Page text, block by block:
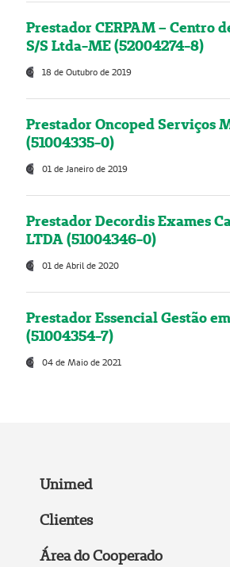
Prestador CERPAM – Centro
S/S Ltda-ME (52004274-8)
18 de Outubro de 2019
Prestador Oncoped Serviços
(51004335-0)
01 de Janeiro de 2019
Prestador Decordis Exames
LTDA (51004346-0)
01 de Abril de 2020
Prestador Essencial Gestão
(51004354-7)
04 de Maio de 2021
Unimed
Clientes
Área do Cooperado